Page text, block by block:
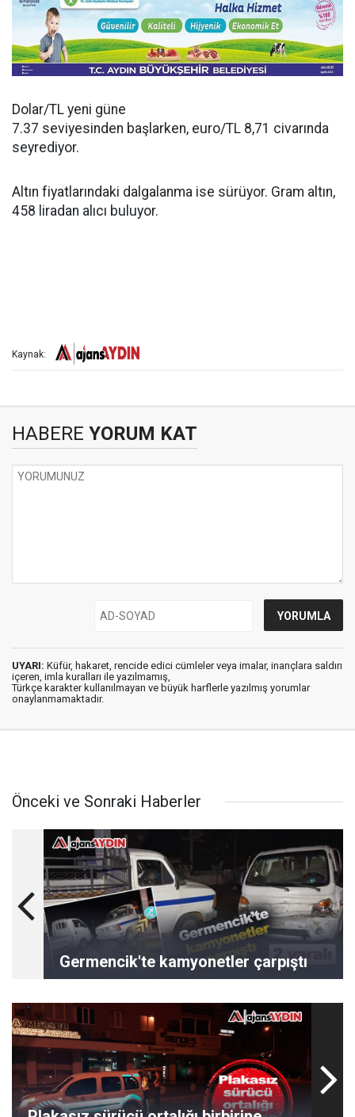
Dolar/TL yeni güne
7.37 seviyesinden başlarken, euro/TL 8,71 civarında
seyrediyor.
Altın fiyatlarındaki dalgalanma ise sürüyor. Gram altın,
458 liradan alıcı buluyor.
Kaynak:
HABERE YORUM KAT
UYARI: Küfür, hakaret, rencide edici cümleler veya imalar, inançlara saldırı
içeren, imla kuralları ile yazılmamış,
Türkçe karakter kullanılmayan ve büyük harflerle yazılmış yorumlar
onaylanmamaktadır.
Önceki ve Sonraki Haberler
Germencik'te kamyonetler çarpıştı